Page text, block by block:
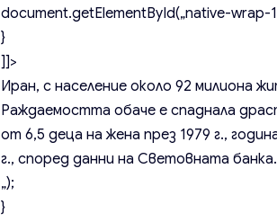
document.getElementById(„native-wrap-
}
]]>
Иран, с население около 92 милиона
Раждаемостта обаче е спаднала
от 6,5 деца на жена през 1979 г.,
г., според данни на Световната банка.
„);
}